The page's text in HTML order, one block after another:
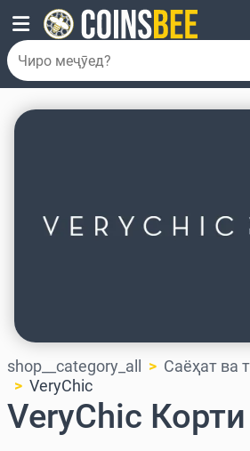
shop__category_all
Саёҳат ва
VeryChic
VeryChic